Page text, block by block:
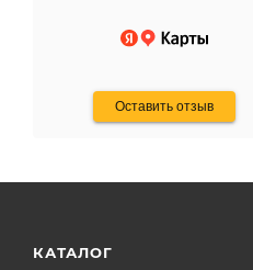
Оставить отзыв
КАТАЛОГ